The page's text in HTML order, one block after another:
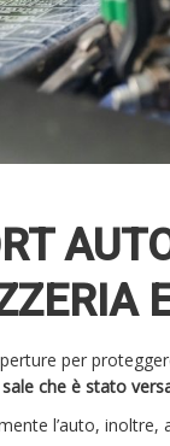
per
che è stato
l’auto,